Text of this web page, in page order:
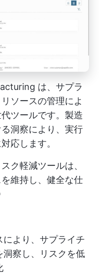
は、サプラ
ソースの管理によ
ツールです。製造
洞察により、実行
応します。
ク軽減ツールは、
維持し、健全な仕
より、サプライチ
洞察し、リスクを低